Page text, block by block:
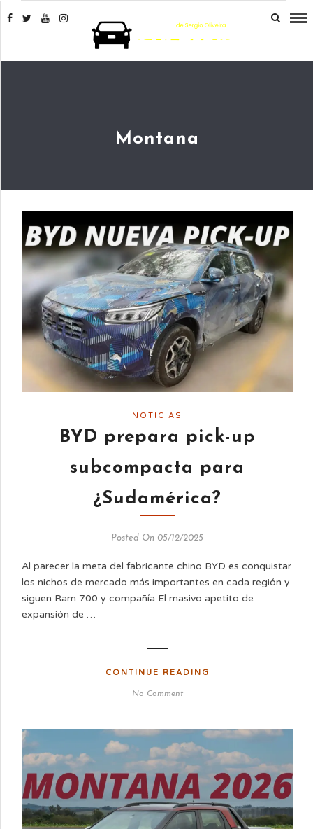
Montana
NOTICIAS
BYD prepara pick-up
subcompacta para
¿Sudamérica?
Posted On 05/12/2025
Al parecer la meta del fabricante chino BYD es conquistar
los nichos de mercado más importantes en cada región y
siguen Ram 700 y compañía El masivo apetito de
expansión de …
CONTINUE READING
No Comment